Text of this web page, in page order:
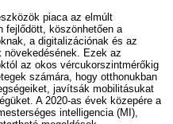
piaca az elmúlt
fejlődött, köszönhetően a
a digitalizációnak és az
növekedésének. Ezek az
az okos vércukorszintmérőkig
számára, hogy otthonukban
javítsák mobilitásukat
A 2020-as évek közepére a
intelligencia (MI),